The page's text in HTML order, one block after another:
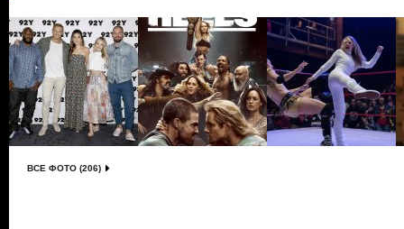
ВСЕ ФОТО (206)